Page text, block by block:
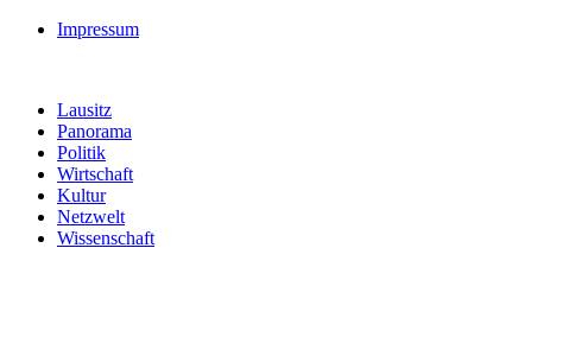
Impressum
Lausitz
Panorama
Politik
Wirtschaft
Kultur
Netzwelt
Wissenschaft